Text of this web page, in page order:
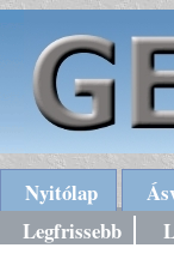
Nyitólap
Legfrissebb